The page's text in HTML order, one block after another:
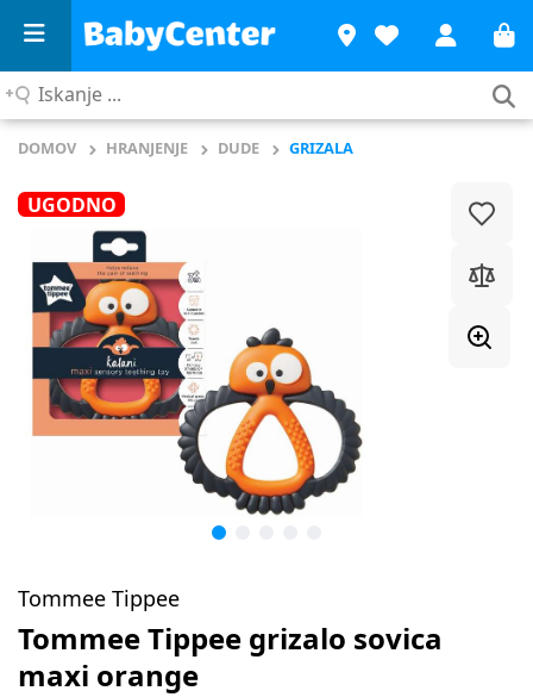
Iskanje
DOMOV HRANJENJE DUDE GRIZALA
UGODNO
Tommee Tippee
Tommee Tippee grizalo sovica
maxi orange